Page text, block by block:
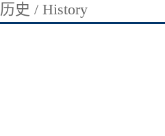
历史 / History